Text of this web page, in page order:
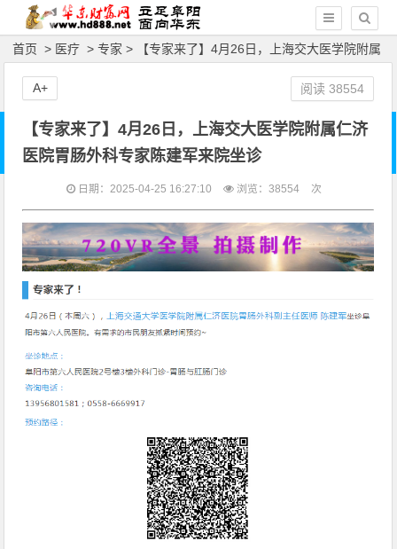
首页 > 医疗 >专家 > 【专家来了】4月26日，上海交大医学院附属
仁济医院胃肠外科专家陈建军来院坐诊
【专家来了】4月26日，上海交大医学院附属仁济
医院胃肠外科专家陈建军来院坐诊
日期：2025-04-25 16:27:10 浏览： 38554 次
阅读38554
A+